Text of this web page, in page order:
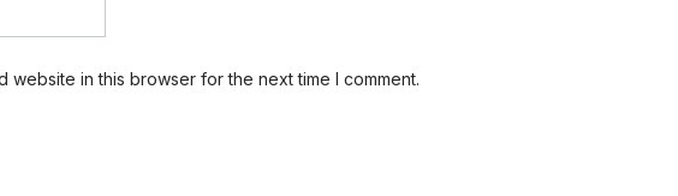
website in this browser for the next time I comment.